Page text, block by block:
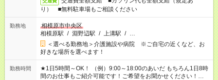
り） ■無料駐車場もご相談ください
勤務地
相模原市中央区
相模原駅 / 淵野辺駅 / 上溝駅 / …
＜選べる勤務地＞介護施設や病院 ※ご自宅の近くなど、お
好きな場所を選べます！
勤務時間
★1日5時間～OK！ （例）9:00～18:00のあいだ もちろん1日8時
間のお仕事もご紹介可能です！ご希望をお聞かせください！★家